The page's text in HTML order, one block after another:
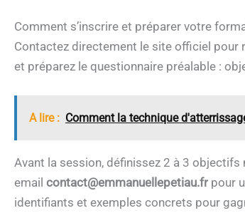
Comment s’inscrire et préparer votre
Contactez directement le site officiel pour
et préparez le questionnaire préalable :
A lire : Comment la technique
Avant la session, définissez 2 à 3
email contact@emmanuellepetiau.frpour
identifiants et exemples concrets pour